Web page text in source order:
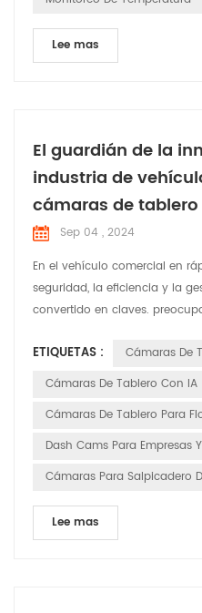
Lee mas
El guardián de la
industria de
cámaras de
Sep 04 , 2024
En el vehículo comercial en
seguridad, la eficiencia y la
convertido en claves.
indispensables asistentes en
brindando soluciones
ETIQUETAS :
Cámaras De
Cámaras De Tablero Con IA
Cámaras De Tablero Para
Dash Cams Para Empresas
Cámaras Para Salpicadero
Lee mas